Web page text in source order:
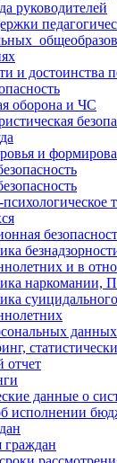
руководителей
и достоинства
оборона и ЧС
и
и в
данных
отчет
данные о
исполнении